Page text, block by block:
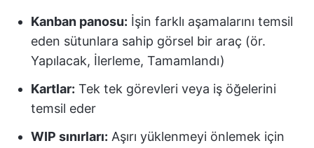
Kanban panosu: İşin farklı aşamalarını temsil
eden sütunlara sahip görsel bir araç (ör.
Yapılacak, İlerleme, Tamamlandı)
Kartlar: Tek tek görevleri veya iş öğelerini
temsil eder
WIP sınırları: Aşırı yüklenmeyi önlemek için